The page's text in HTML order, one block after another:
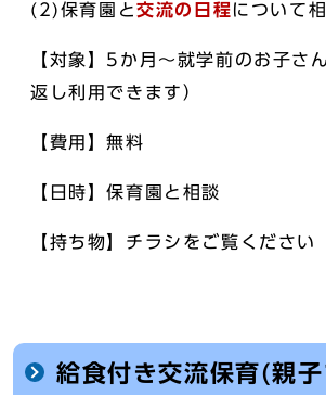
(2)保育園と交流の日程について
【対象】5か月～就学前のお子さ
返し利用できます）
【費用】無料
【日時】保育園と相談
【持ち物】チラシをご覧ください
給食付き交流保育(親